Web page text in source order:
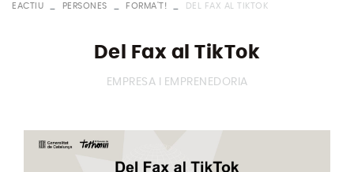
EACTIU PERSONES FORMA'T! DEL FAX AL TIKTOK
Del Fax al TikTok
EMPRESA I EMPRENEDORIA